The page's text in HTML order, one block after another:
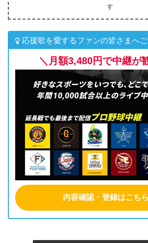
す
応援歌を愛するファンの皆さまへ
＼月額3,480円で中継が
内容確認・登録はこちら